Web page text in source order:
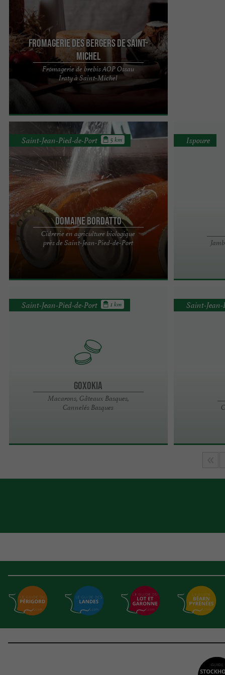
Fromagerie des Bergers de Saint-
Michel
Fromagerie de brebis AOP Ossau
Iraty à Saint-Michel
Tout commence en 1981 lorsque dix éleveurs
producteurs de lait de brebis du canton de Garazi
Domaine Bordatto
Cidrerie en agriculture biologique
près de Saint-Jean-Pied-de-Port
Saint-Jean-Pied-de-Port 5 km
Le Domaine Bordatto c'est 42 variétés locales de
pommes sur 4ha de verger en AOC Euskal
Ispoure
Goxokia
Macarons, Gâteaux Basques,
Cannelés Basques
Saint-Jean-Pied-de-Port 1 km Saint-